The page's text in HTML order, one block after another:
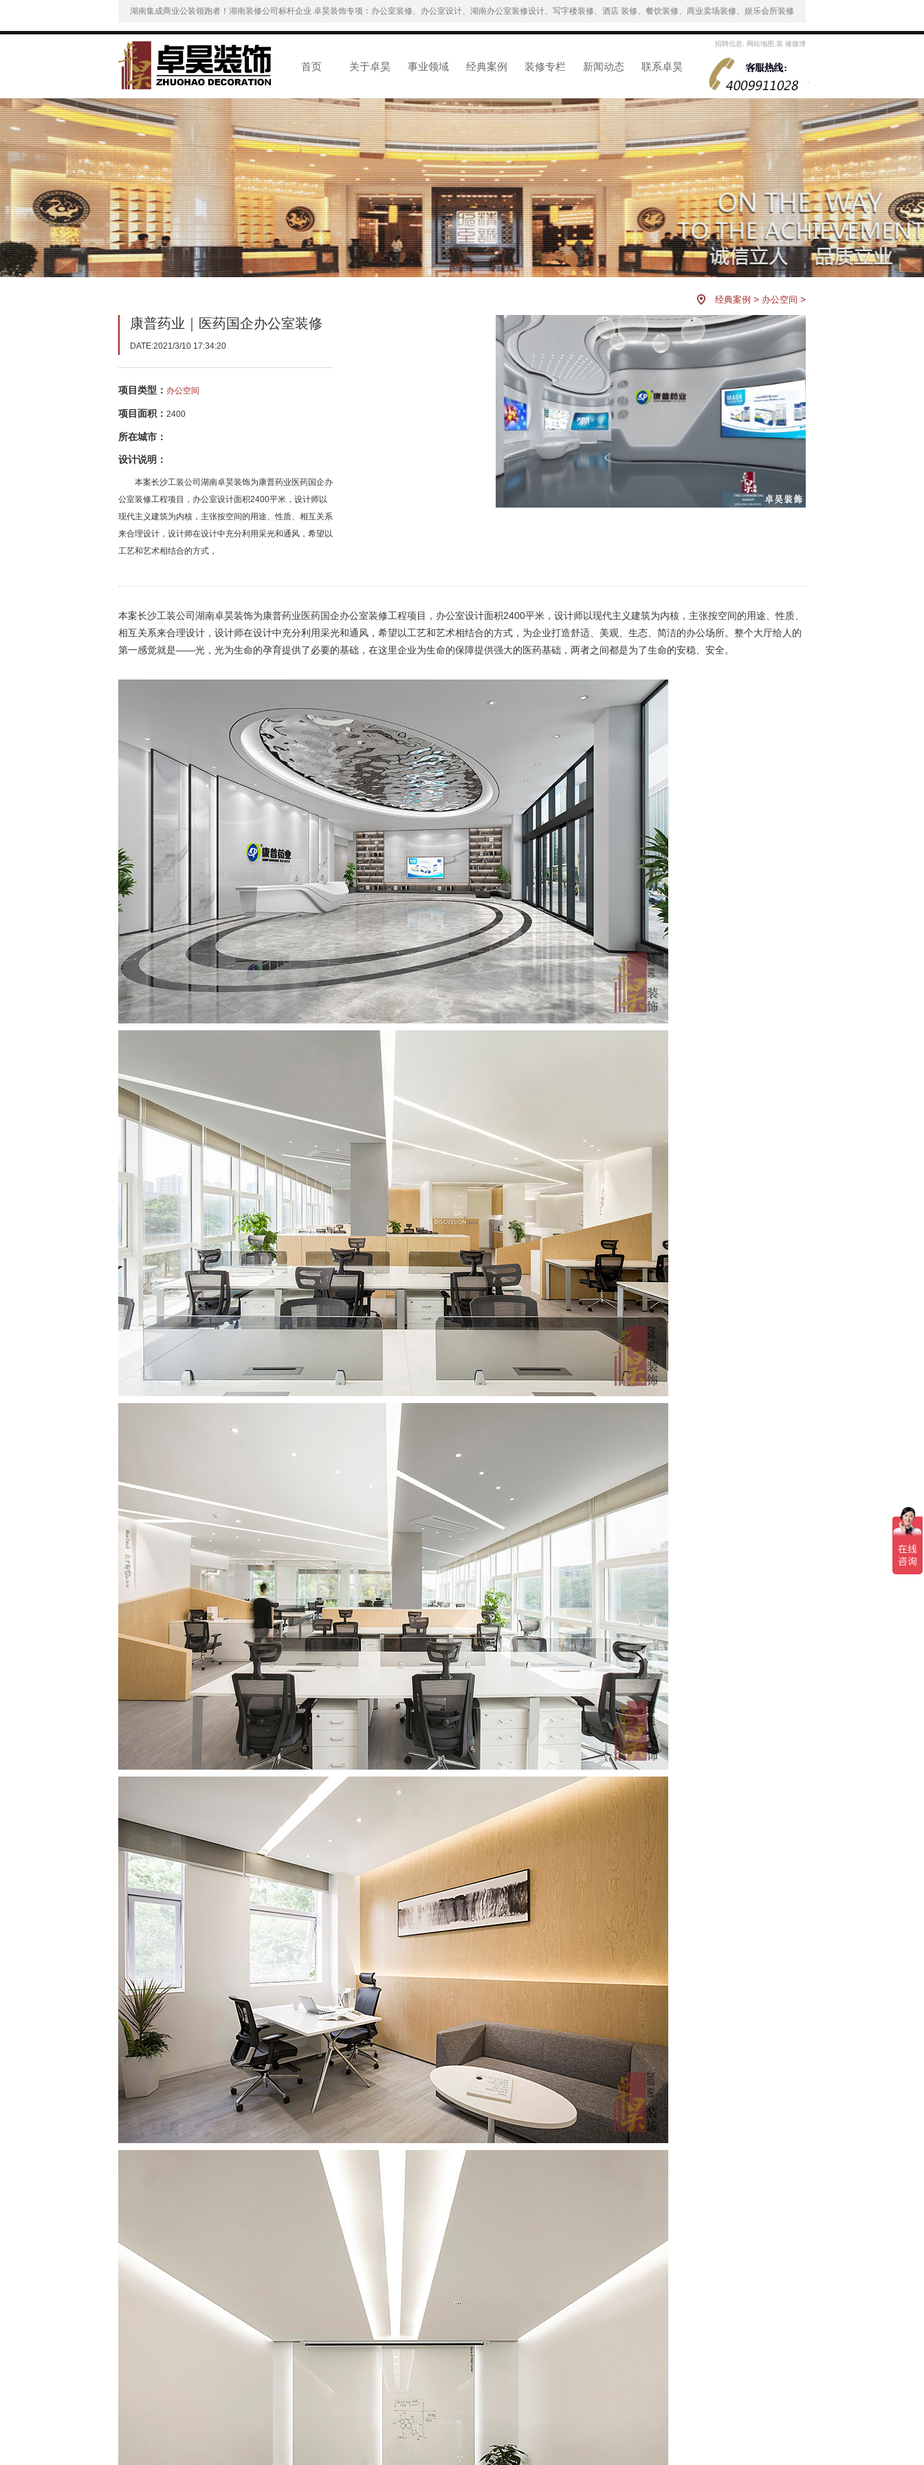
湖南集成商业公装领跑者！湖南装修公司标杆企业 卓昊装饰专项：办公室装修、办公室设计、湖南办公室装修设计、写字楼装修、酒店 装修、餐饮装修、商业卖场装修、娱乐会所装修
首页 关于卓昊 事业领域 经典案例 装修专栏 新闻动态 联系卓昊
招聘信息 | 网站地图 |装 修微博
经典案例 > 办公空间 >
康普药业｜医药国企办公室装修
DATE:2021/3/10 17:34:20
项目类型： 办公空间
项目面积： 2400
所在城市：
设计说明：
本案长沙工装公司湖南卓昊装饰为康普药业医药国企办
公室装修工程项目，办公室设计面积2400平米，设计师以
现代主义建筑为内核，主张按空间的用途、性质、相互关系
来合理设计，设计师在设计中充分利用采光和通风，希望以
工艺和艺术相结合的方式，
本案长沙工装公司湖南卓昊装饰为康普药业医药国企办公室装修工程项目，办公室设计面积2400平米，设计师以现代主义建筑为内核，主张按空间的用途、性质、
相互关系来合理设计，设计师在设计中充分利用采光和通风，希望以工艺和艺术相结合的方式，为企业打造舒适、美观、生态、简洁的办公场所。整个大厅给人的
第一感觉就是——光，光为生命的孕育提供了必要的基础，在这里企业为生命的保障提供强大的医药基础，两者之间都是为了生命的安稳、安全。